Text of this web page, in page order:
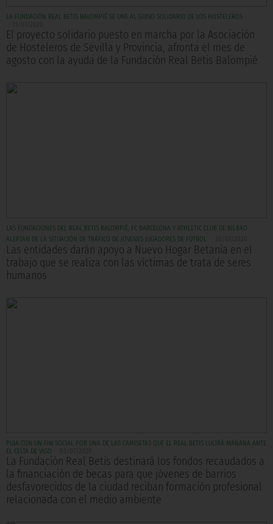
LA FUNDACIÓN REAL BETIS BALOMPIÉ SE UNE AL GUISO SOLIDARIO DE LOS HOSTELEROS
El proyecto solidario puesto en marcha por la Asociación
de Hosteleros de Sevilla y Provincia, afronta el mes de
agosto con la ayuda de la Fundación Real Betis Balompié
LAS FUNDACIONES DEL REAL BETIS BALOMPIÉ, FC BARCELONA Y ATHLETIC CLUB DE BILBAO
ALERTAN DE LA SITUACIÓN DE TRÁFICO DE JÓVENES JUGADORES DE FÚTBOL
Las entidades darán apoyo a Nuevo Hogar Betania en el
trabajo que se realiza con las víctimas de trata de seres
humanos
PUJA CON UN FIN SOCIAL POR UNA DE LAS CAMISETAS QUE EL REAL BETIS LUCIRÁ MAÑANA ANTE
EL CELTA DE VIGO
La Fundación Real Betis destinará los fondos recaudados a
la financiación de becas para que jóvenes de barrios
desfavorecidos de la ciudad reciban formación profesional
relacionada con el medio ambiente